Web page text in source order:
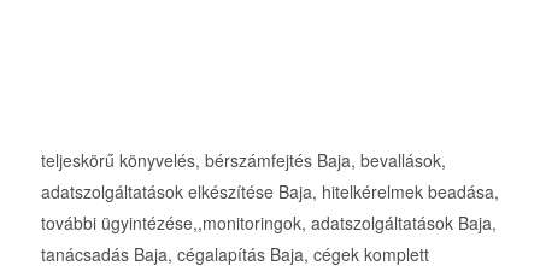
teljeskörű könyvelés, bérszámfejtés Baja, bevallások,
adatszolgáltatások elkészítése Baja, hitelkérelmek beadása,
további ügyintézése,,monitoringok, adatszolgáltatások Baja,
tanácsadás Baja, cégalapítás Baja, cégek komplett